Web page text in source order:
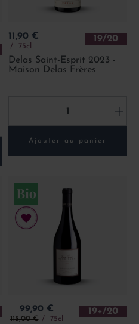
Prix
11,90 €
75cl
19/20
Delas Saint-Esprit 2023 -
Maison Delas Frères
- +
Ajouter au panier
Prix
99,90 €
Prix de base
115,00 € 75cl
19+/20